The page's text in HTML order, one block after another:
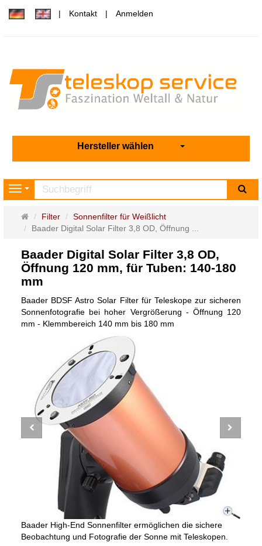
Kontakt Anmelden
Hersteller wählen
Navigation
Startseite
Filter
Sonnenfilter für Weißlicht
Baader Digital Solar Filter 3,8 OD, Öffnung ...
Baader Digital Solar Filter 3,8 OD,
Öffnung 120 mm, für Tuben: 140-180
mm
Baader BDSF Astro Solar Filter für Teleskope zur sicheren
Sonnenfotografie bei hoher Vergrößerung - Öffnung 120
mm - Klemmbereich 140 mm bis 180 mm
Baader High-End Sonnenfilter ermöglichen die sichere
Beobachtung und Fotografie der Sonne mit Teleskopen.